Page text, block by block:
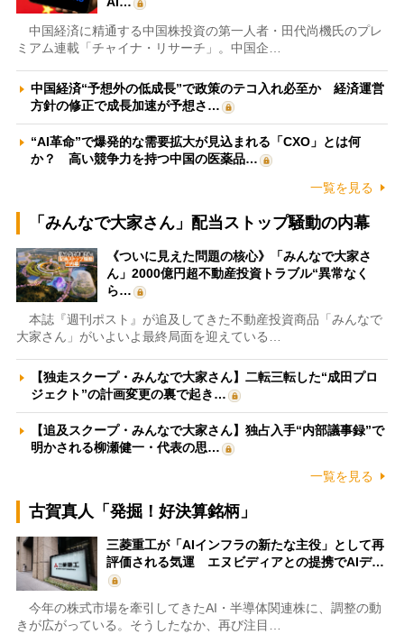
中国経済に精通する中国株投資の第一人者・田代尚機氏のプレ
ミアム連載「チャイナ・リサーチ」。中国企…
中国経済“予想外の低成長”で政策のテコ入れ必至か 経済運営
方針の修正で成長加速が予想さ…
“AI革命”で爆発的な需要拡大が見込まれる「CXO」とは何
か？ 高い競争力を持つ中国の医薬品…
一覧を見る
「みんなで大家さん」配当ストップ騒動の内幕
《ついに見えた問題の核心》「みんなで大家さ
ん」2000億円超不動産投資トラブル“異常なく
ら…
本誌『週刊ポスト』が追及してきた不動産投資商品「みんなで
大家さん」がいよいよ最終局面を迎えている…
【独走スクープ・みんなで大家さん】二転三転した“成田プロ
ジェクト”の計画変更の裏で起き…
【追及スクープ・みんなで大家さん】独占入手“内部議事録”で
明かされる柳瀬健一・代表の思…
一覧を見る
古賀真人「発掘！好決算銘柄」
三菱重工が「AIインフラの新たな主役」として再
評価される気運 エヌビディアとの提携でAIデ…
今年の株式市場を牽引してきたAI・半導体関連株に、調整の動
きが広がっている。そうしたなか、再び注目…